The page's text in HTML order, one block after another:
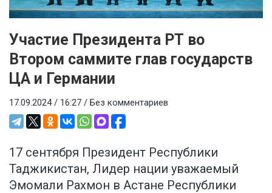
Участие Президента РТ во
Втором саммите глав государств
ЦА и Германии
17.09.2024 / 16:27 / Без комментариев
17 сентября Президент Республики
Таджикистан, Лидер нации уважаемый
Эмомали Рахмон в Астане Республики